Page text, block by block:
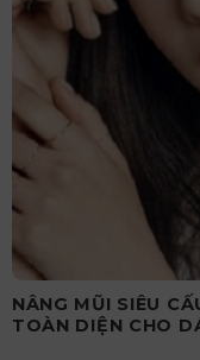
NÂNG MŨI SIÊU
TOÀN DIỆN CHO